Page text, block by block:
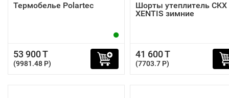
Термобелье Polartec
53 900 T
(9981.48 P)
Шорты утеплитель CKX
XENTIS зимние
41 600 T
(7703.7 P)